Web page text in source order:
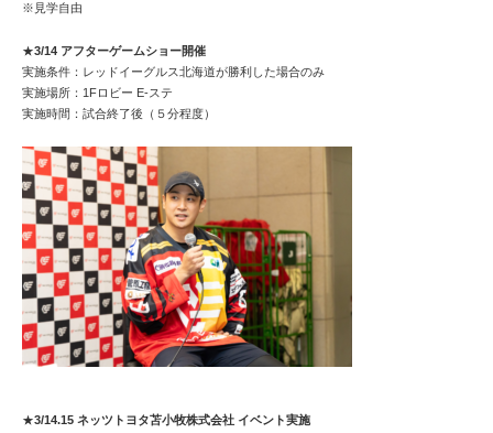
※見学自由
★3/14 アフターゲームショー開催
実施条件：レッドイーグルス北海道が勝利した場合のみ
実施場所：1Fロビー E-ステ
実施時間：試合終了後（５分程度）
★3/14.15 ネッツトヨタ苫小牧株式会社 イベント実施